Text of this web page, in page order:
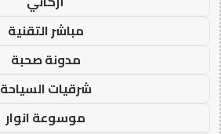
مباشر التقنية
مدونة صحبة
شرقيات السياحة
موسوعة انوار